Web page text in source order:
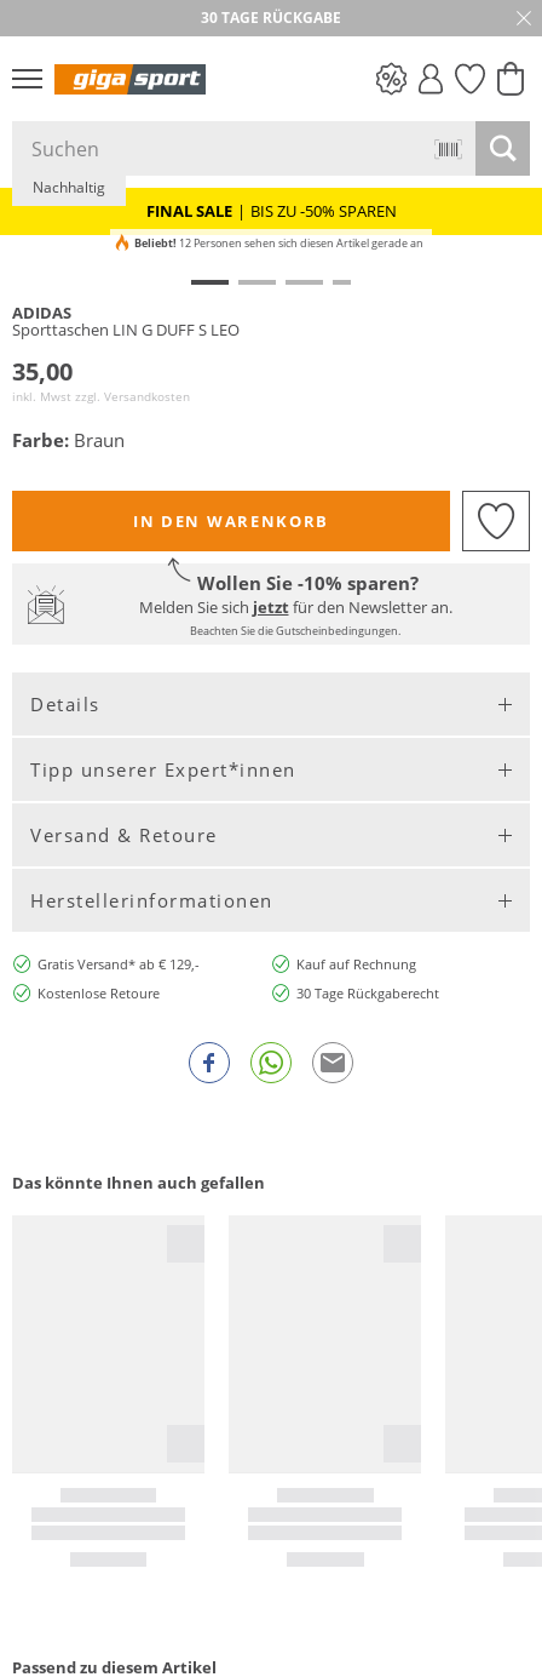
30 TAGE RÜCKGABE
PREIS & WERT
FINAL SALE | BIS ZU -50% SPAREN
Nachhaltig
Beliebt! 12 Personen sehen sich diesen Artikel gerade an
ADIDAS
Sporttaschen LIN G DUFF S LEO
35,00
inkl. Mwst zzgl. Versandkosten
Farbe: Braun
IN DEN WARENKORB
Wollen Sie -10% sparen?
Melden Sie sich jetztfür den Newsletter an.
Beachten Sie die Gutscheinbedingungen.
Details
Tipp unserer Expert*innen
Versand & Retoure
Herstellerinformationen
Gratis Versand* ab € 129,-
Kauf auf Rechnung
Kostenlose Retoure
30 Tage Rückgaberecht
Das könnte Ihnen auch gefallen
Passend zu diesem Artikel